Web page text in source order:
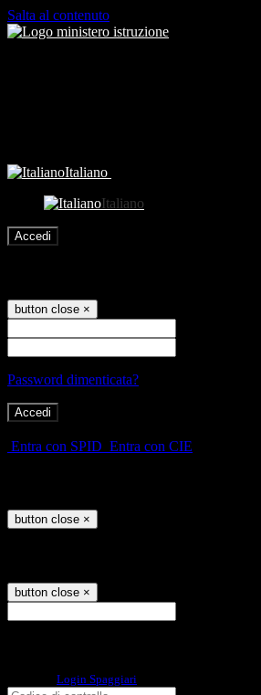
Salta al contenuto
Italiano
Italiano
Accedi
button close ×
Password dimenticata?
Entra con SPID Entra con CIE
button close ×
button close ×
Login Spaggiari